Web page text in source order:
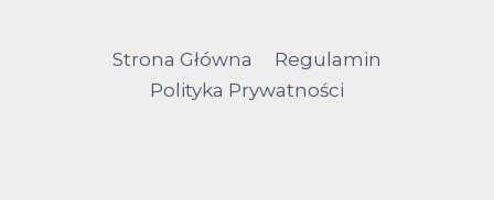
Strona Główna
Regulamin
Polityka Prywatności